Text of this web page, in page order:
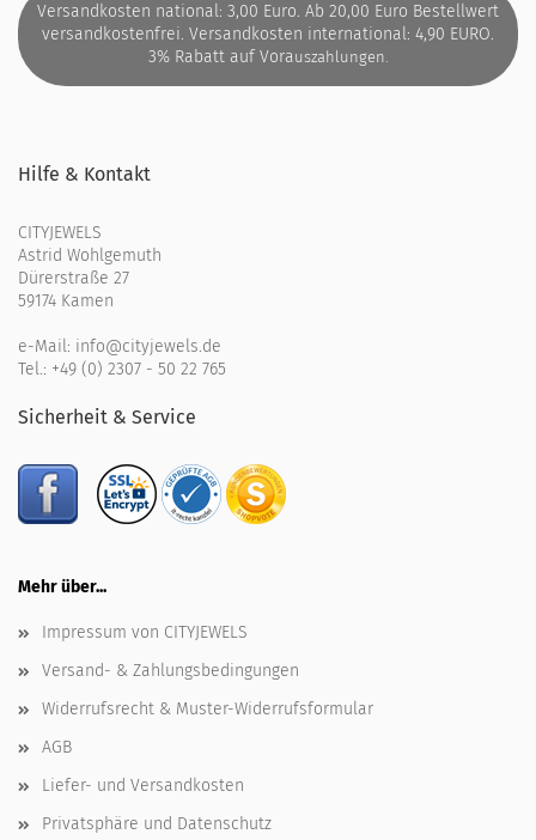
Versandkosten national: 3,00 Euro. Ab 20,00 Euro Bestellwert
versandkostenfrei. Versandkosten international: 4,90 EURO.
3% Rabatt auf Vorauszahlungen.
Hilfe & Kontakt
CITYJEWELS
Astrid Wohlgemuth
Dürerstraße 27
59174 Kamen
e-Mail: info@cityjewels.de
Tel.: +49 (0) 2307 - 50 22 765
Sicherheit & Service
Mehr über...
Impressum von CITYJEWELS
Versand- & Zahlungsbedingungen
Widerrufsrecht & Muster-Widerrufsformular
AGB
Liefer- und Versandkosten
Privatsphäre und Datenschutz